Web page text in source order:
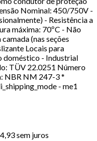
Nominal: 450/750V -
- Resistência a
máxima: 70ºC - Não
(nas seções
Locais para
doméstico - Industrial
TÜV 22.0251 Número
NBR NM 247-3 *
- me1
sem juros